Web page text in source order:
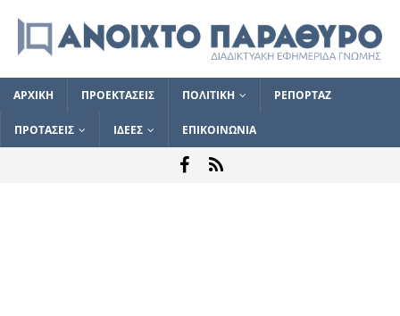
ΑΡΧΙΚΗ ΠΡΟΕΚΤΑΣΕΙΣ ΠΟΛΙΤΙΚΗ ΡΕΠΟΡΤΑΖ
ΠΡΟΤΑΣΕΙΣ ΙΔΕΕΣ ΕΠΙΚΟΙΝΩΝΙΑ